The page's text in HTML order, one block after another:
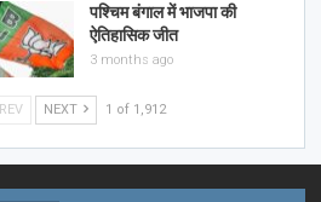
पश्चिम बंगाल में भाजपा की
ऐतिहासिक जीत
3 months ago
NEXT 1 of 1,912